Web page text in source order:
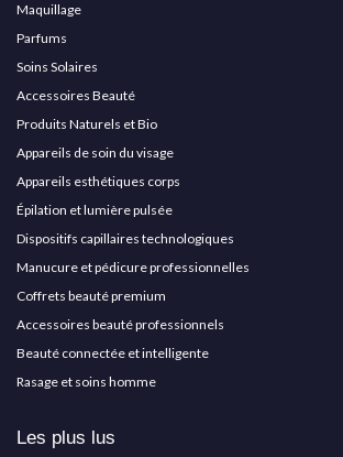
Maquillage
Parfums
Soins Solaires
Accessoires Beauté
Produits Naturels et Bio
Appareils de soin du visage
Appareils esthétiques corps
Épilation et lumière pulsée
Dispositifs capillaires technologiques
Manucure et pédicure professionnelles
Coffrets beauté premium
Accessoires beauté professionnels
Beauté connectée et intelligente
Rasage et soins homme
Les plus lus